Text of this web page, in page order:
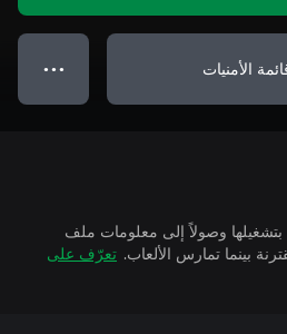
الأمنيات ● ● ●
بتشغيلها وصولاً إلى معلومات ملف
تعرّف على